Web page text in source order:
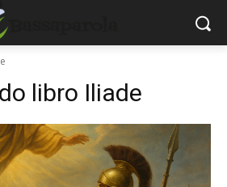
libro Iliade